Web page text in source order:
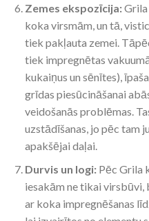
Zemes ekspozīcija:Grila
koka virsmām, un tā,
tiek pakļauta zemei.
tiek impregnētas
kukaiņus un sēnītes),
grīdas piesūcināšanai
veidošanās problēmas.
uzstādīšanas, jo pēc tam
apakšējai daļai.
Durvis un logi:Pēc Grila
iesakām ne tikai virsbūvi,
ar koka impregnēšanas